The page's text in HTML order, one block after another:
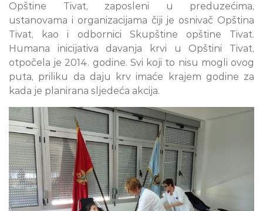
Opštine Tivat, zaposleni u preduzećima,
ustanovama i organizacijama čiji je osnivač Opština
Tivat, kao i odbornici Skupštine opštine Tivat.
Humana inicijativa davanja krvi u Opštini Tivat,
otpočela je 2014. godine. Svi koji to nisu mogli ovog
puta, priliku da daju krv imaće krajem godine za
kada je planirana sljedeća akcija.